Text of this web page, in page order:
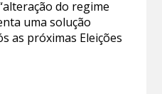
do regime
uma solução
as próximas Eleições